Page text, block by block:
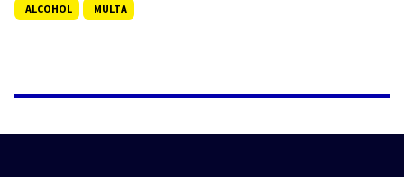
ALCOHOL MULTA